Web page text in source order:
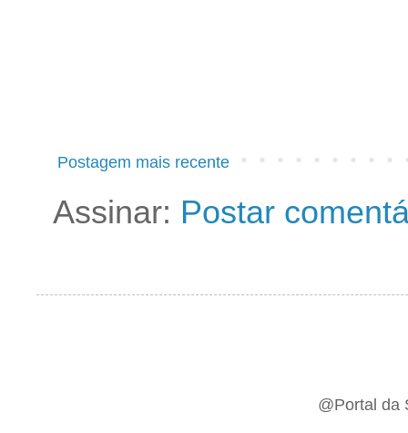
Postagem mais recente
Assinar: Postar
@Portal da